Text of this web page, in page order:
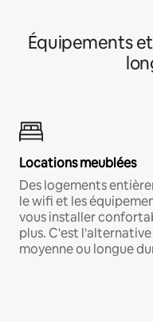
Équipements
Locations meublées
Des logements
le wifi et les
vous installer
plus. C'est
moyenne ou longue